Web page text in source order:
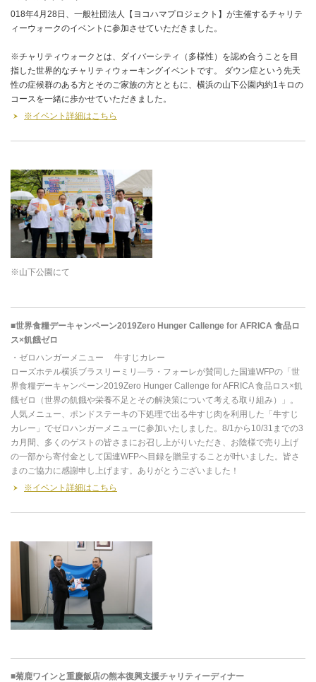
018年4月28日、一般社団法人【ヨコハマプロジェクト】が主催するチャリテ
ィーウォークのイベントに参加させていただきました。
※チャリティウォークとは、ダイバーシティ（多様性）を認め合うことを目
指した世界的なチャリティウォーキングイベントです。 ダウン症という先天
性の症候群のある方とそのご家族の方とともに、横浜の山下公園内約1キロの
コースを一緒に歩かせていただきました。
※イベント詳細はこちら
※山下公園にて
■世界食糧デーキャンペーン2019Zero Hunger Callenge for AFRICA 食品ロ
ス×飢餓ゼロ
・ゼロハンガーメニュー 牛すじカレー
ローズホテル横浜ブラスリーミリ―ラ・フォーレが賛同した国連WFPの「世
界食糧デーキャンペーン2019Zero Hunger Callenge for AFRICA 食品ロス×飢
餓ゼロ（世界の飢餓や栄養不足とその解決策について考える取り組み）」。
人気メニュー、ポンドステーキの下処理で出る牛すじ肉を利用した「牛すじ
カレー」でゼロハンガーメニューに参加いたしました。8/1から10/31までの3
カ月間、多くのゲストの皆さまにお召し上がりいただき、お陰様で売り上げ
の一部から寄付金として国連WFPへ目録を贈呈することが叶いました。皆さ
まのご協力に感謝申し上げます。ありがとうございました！
※イベント詳細はこちら
■菊鹿ワインと重慶飯店の熊本復興支援チャリティーディナー